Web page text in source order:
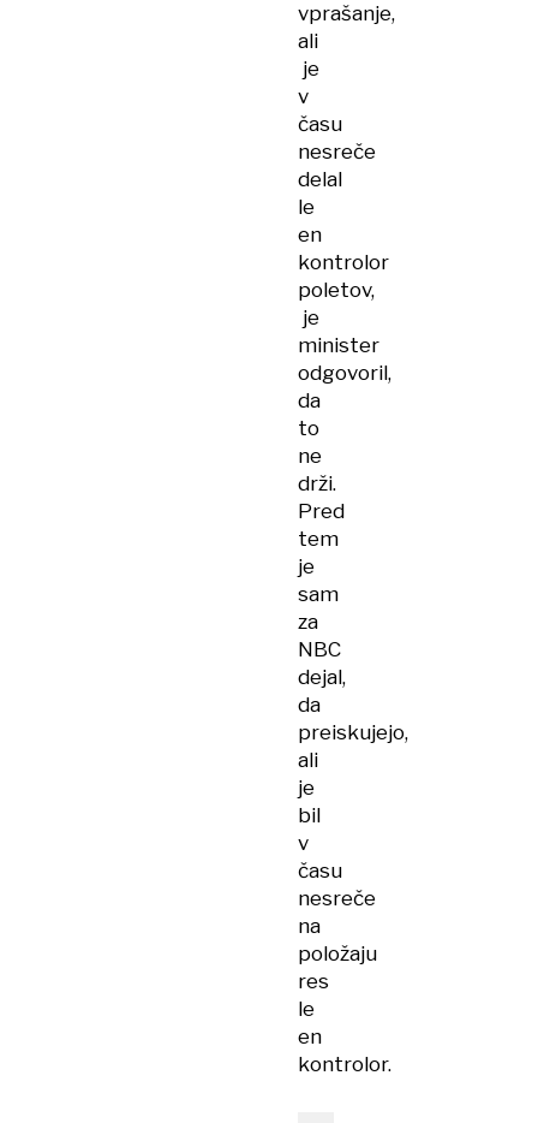
vprašanje,
ali
je
v
času
nesreče
delal
le
en
kontrolor
poletov,
je
minister
odgovoril,
da
to
ne
drži.
Pred
tem
je
sam
za
NBC
dejal,
da
preiskujejo,
ali
je
bil
v
času
nesreče
na
položaju
res
le
en
kontrolor.